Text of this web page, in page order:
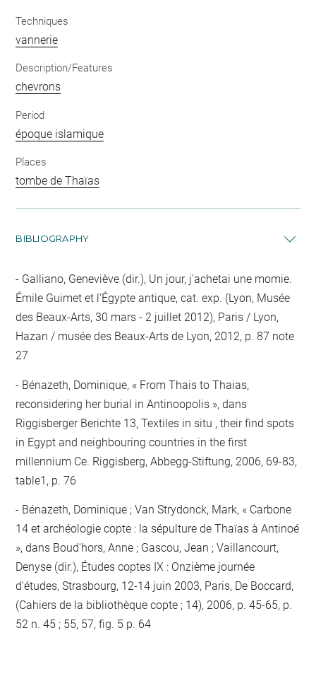
Techniques
vannerie
Description/Features
chevrons
Period
époque islamique
Places
tombe de Thaïas
BIBLIOGRAPHY
Galliano, Geneviève (dir.), Un jour, j'achetai une momie.
Émile Guimet et l'Égypte antique, cat. exp. (Lyon, Musée
des Beaux-Arts, 30 mars - 2 juillet 2012), Paris / Lyon,
Hazan / musée des Beaux-Arts de Lyon, 2012, p. 87 note
27
Bénazeth, Dominique, « From Thais to Thaias,
reconsidering her burial in Antinoopolis », dans
Riggisberger Berichte 13, Textiles in situ , their find spots
in Egypt and neighbouring countries in the first
millennium Ce. Riggisberg, Abbegg-Stiftung, 2006, 69-83,
table1, p. 76
Bénazeth, Dominique ; Van Strydonck, Mark, « Carbone
14 et archéologie copte : la sépulture de Thaïas à Antinoé
», dans Boud'hors, Anne ; Gascou, Jean ; Vaillancourt,
Denyse (dir.), Études coptes IX : Onzième journée
d'études, Strasbourg, 12-14 juin 2003, Paris, De Boccard,
(Cahiers de la bibliothèque copte ; 14), 2006, p. 45-65, p.
52 n. 45 ; 55, 57, fig. 5 p. 64